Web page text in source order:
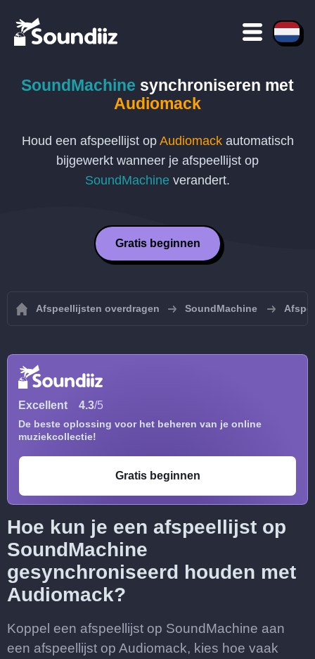
SoundMachine synchroniseren met
Audiomack
Houd een afspeellijst op Audiomackautomatisch
bijgewerkt wanneer je afspeellijst op
SoundMachine verandert.
Gratis beginnen
Afspeellijsten overdragen SoundMachine
Excellent 4.3/5
De beste oplossing voor het beheren van je online
muziekcollectie!
Gratis beginnen
Hoe kun je een afspeellijst op
SoundMachine
gesynchroniseerd houden met
Audiomack?
Koppel een afspeellijst op SoundMachine aan
een afspeellijst op Audiomack, kies hoe vaak